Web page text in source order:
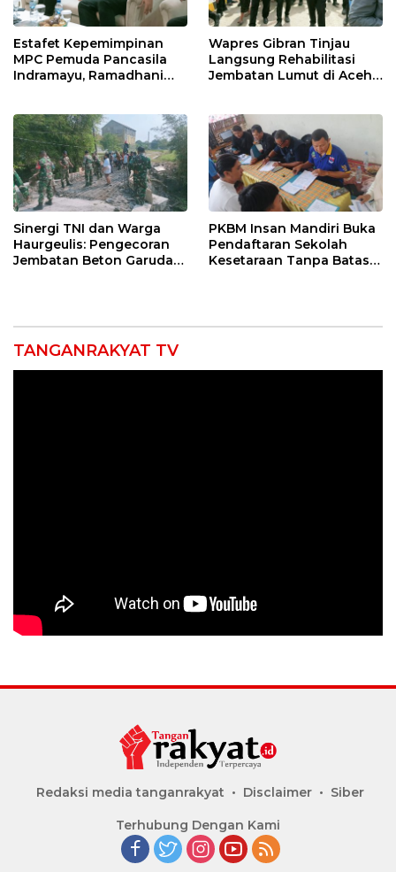
Estafet Kepemimpinan
MPC Pemuda Pancasila
Indramayu, Ramadhani
Muscablub
Wapres Gibran Tinjau
Langsung Rehabilitasi
Jembatan Lumut di Aceh
Sinergi TNI dan Warga
Haurgeulis: Pengecoran
Jembatan Beton Garuda
PKBM Insan Mandiri Buka
Pendaftaran Sekolah
Kesetaraan Tanpa Batas
TANGANRAKYAT TV
Redaksi media tanganrakyat Disclaimer Siber
Terhubung Dengan Kami